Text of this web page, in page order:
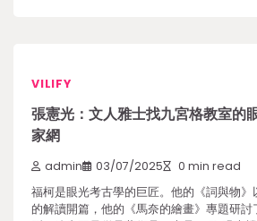
VILIFY
張憲光：文人雅士找九宮格教室
家網
admin 03/07/2025 0 min read
福柯是眼光考古學的巨匠。他的《詞與物》
的解讀開篇，他的《馬奈的繪畫》專題研